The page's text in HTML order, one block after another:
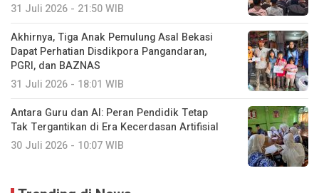
31 Juli 2026 - 21:50 WIB
Akhirnya, Tiga Anak Pemulung Asal Bekasi
Dapat Perhatian Disdikpora Pangandaran,
PGRI, dan BAZNAS
31 Juli 2026 - 18:01 WIB
Antara Guru dan AI: Peran Pendidik Tetap
Tak Tergantikan di Era Kecerdasan Artifisial
30 Juli 2026 - 10:07 WIB